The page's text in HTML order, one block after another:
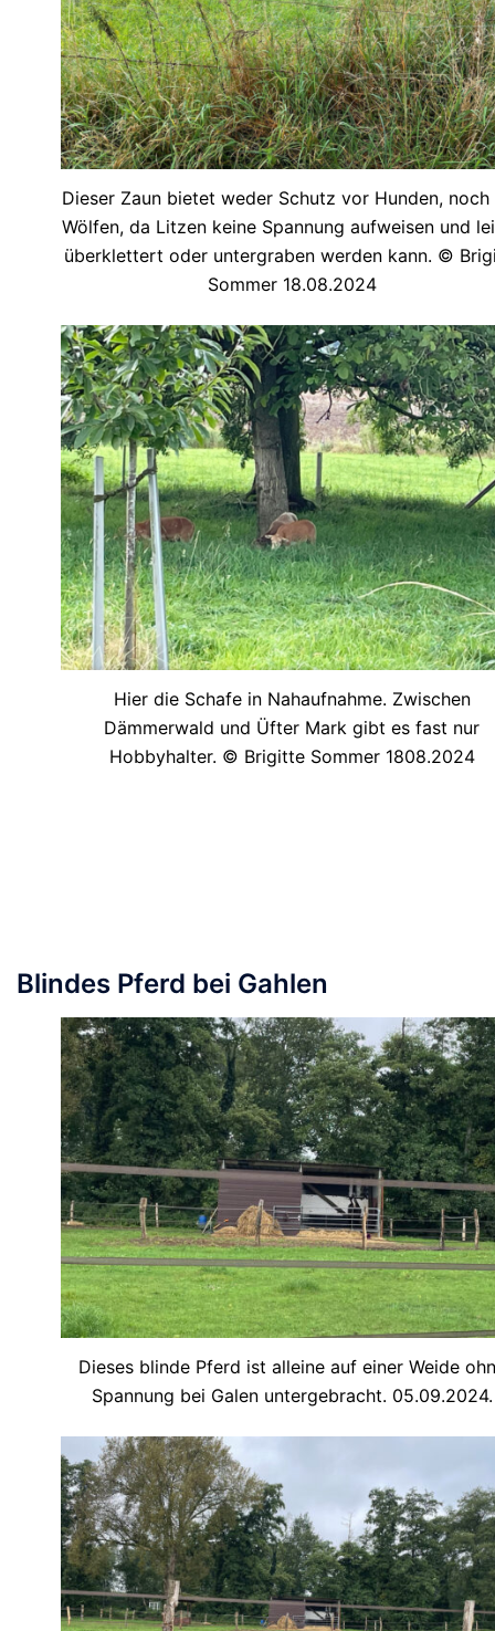
Dieser Zaun bietet weder Schutz vor Hunden, noch
Wölfen, da Litzen keine Spannung aufweisen und
überklettert oder untergraben werden kann. ©
Sommer 18.08.2024
Hier die Schafe in Nahaufnahme. Zwischen
Dämmerwald und Üfter Mark gibt es fast nur
Hobbyhalter. © Brigitte Sommer 1808.2024
Blindes Pferd bei Gahlen
Dieses blinde Pferd ist alleine auf einer Weide
Spannung bei Galen untergebracht. 05.09.2024.